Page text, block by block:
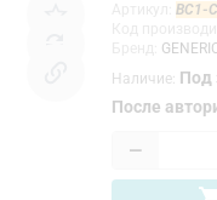
BC1-
Наличие: Под
После
−